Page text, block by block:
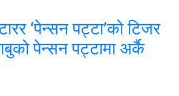
‘पेन्सन पट्टा’को टिजर
पेन्सन पट्टामा अर्कै